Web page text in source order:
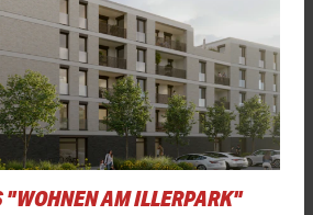
"WOHNEN AM ILLERPARK"